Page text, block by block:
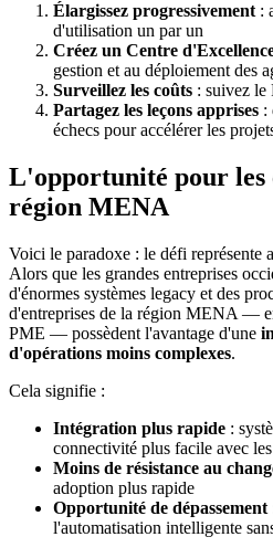
Élargissez progressivement :
d'utilisation un par un
Créez un Centre
gestion et au déploiement des
Surveillez les coûts : suivez le
Partagez les leçons apprises :
échecs pour accélérer les
L'opportunité pour les
région MENA
Voici le paradoxe : le défi représente
Alors que les grandes entreprises
d'énormes systèmes legacy et des
d'entreprises de la région MENA —
PME — possèdent l'avantage d'une
d'opérations moins complexes.
Cela signifie :
Intégration plus rapide :
connectivité plus facile avec
Moins de résistance au
adoption plus rapide
Opportunité de dépassement
l'automatisation intelligente